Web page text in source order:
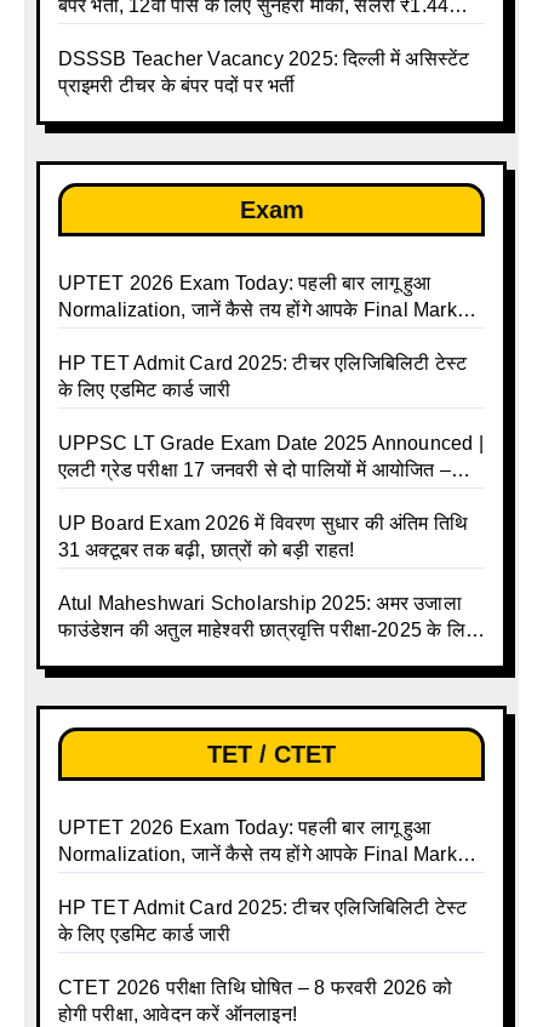
बंपर भर्ती, 12वीं पास के लिए सुनहरा मौका, सैलरी ₹1.44
DSSSB Teacher Vacancy 2025: दिल्ली में असिस्टेंट
प्राइमरी टीचर के बंपर पदों पर भर्ती
Exam
UPTET 2026 Exam Today: पहली बार लागू हुआ
Normalization, जानें कैसे तय होंगे आपके Final Marks
HP TET Admit Card 2025: टीचर एलिजिबिलिटी टेस्ट
के लिए एडमिट कार्ड जारी
UPPSC LT Grade Exam Date 2025 Announced |
एलटी ग्रेड परीक्षा 17 जनवरी से दो पालियों में आयोजित –
UP Board Exam 2026 में विवरण सुधार की अंतिम तिथि
31 अक्टूबर तक बढ़ी, छात्रों को बड़ी राहत!
Atul Maheshwari Scholarship 2025: अमर उजाला
फाउंडेशन की अतुल माहेश्वरी छात्रवृत्ति परीक्षा-2025 के लिए
TET / CTET
UPTET 2026 Exam Today: पहली बार लागू हुआ
Normalization, जानें कैसे तय होंगे आपके Final Marks
HP TET Admit Card 2025: टीचर एलिजिबिलिटी टेस्ट
के लिए एडमिट कार्ड जारी
CTET 2026 परीक्षा तिथि घोषित – 8 फरवरी 2026 को
होगी परीक्षा, आवेदन करें ऑनलाइन!